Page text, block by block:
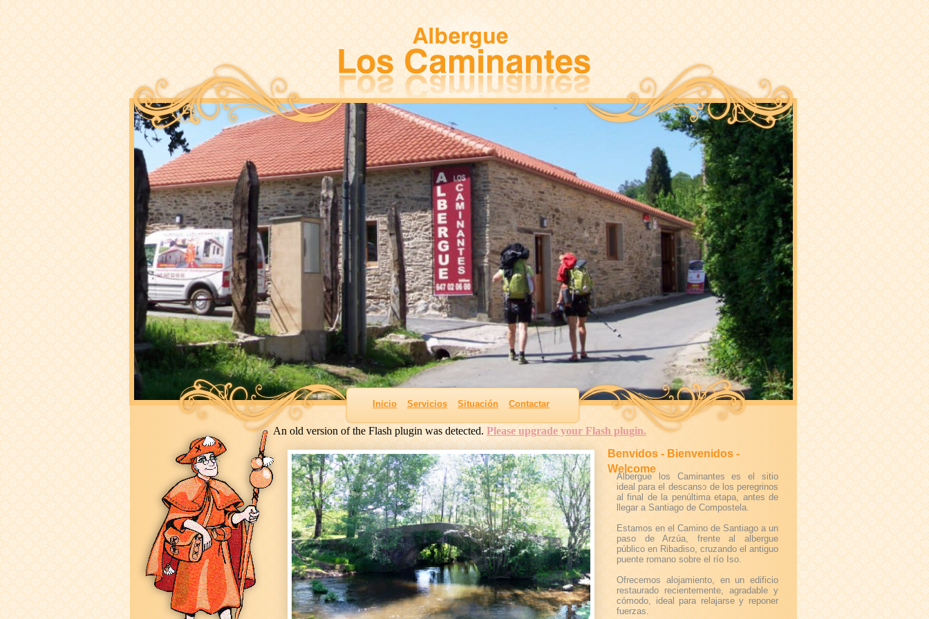
Inicio Servicios Situación Contactar
Albergue los Caminantes es el sitio
ideal para el descanso de los peregrinos
al final de la penúltima etapa, antes de
llegar a Santiago de Compostela.
Estamos en el Camino de Santiago a un
paso de Arzúa, frente al albergue
público en Ribadiso, cruzando el antiguo
puente romano sobre el río Iso.
Ofrecemos alojamiento, en un edificio
restaurado recientemente, agradable y
cómodo, ideal para relajarse y reponer
fuerzas.
Benvidos - Bienvenidos -
Welcome
An old version of the Flash plugin was detected. Please upgrade your Flash plugin.